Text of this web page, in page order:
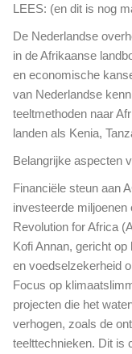
LEES: (en dit is nog
De Nederlandse
in de Afrikaanse
en economische
van Nederlandse
teeltmethoden naar
landen als Kenia,
Belangrijke aspecten
Financiële steun aan
investeerde miljoenen
Revolution for Africa
Kofi Annan, gericht
en voedselzekerheid
Focus op
projecten die het
verhogen, zoals de
teelttechnieken. Dit is